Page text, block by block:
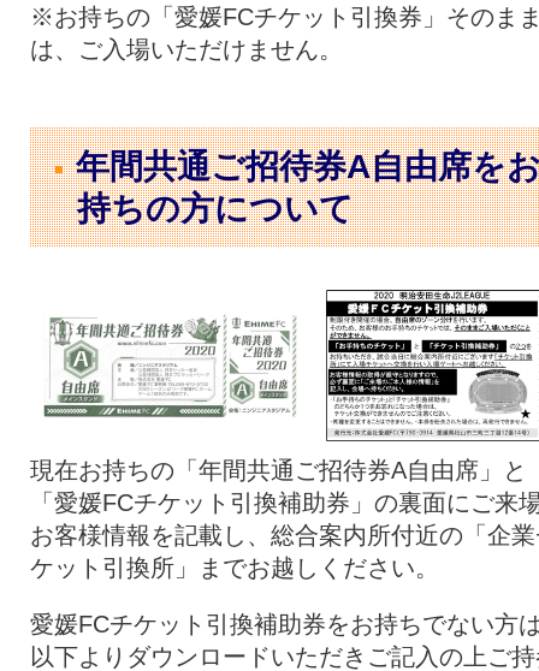
※お持ちの「愛媛FCチケット引換券」そのま
は、ご入場いただけません。
年間共通ご招待券A自由席を
持ちの方について
現在お持ちの「年間共通ご招待券A自由席」と
「愛媛FCチケット引換補助券」の裏面にご来
お客様情報を記載し、総合案内所付近の「企
ケット引換所」までお越しください。
愛媛FCチケット引換補助券をお持ちでない方
以下よりダウンロードいただきご記入の上ご